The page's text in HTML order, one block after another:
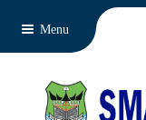
Menu